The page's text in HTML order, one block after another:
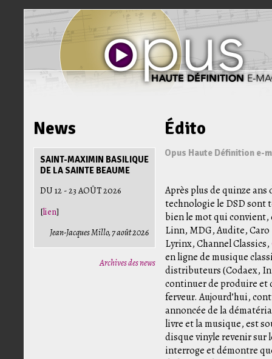
News
SAINT-MAXIMIN BASILIQUE
DE LA SAINTE BEAUME
DU 12 - 23 AOÛT 2026
[lien]
Jean-Jacques Millo, 7 août 2026
Archives des news
Édito
Opus Haute Définition e-
Après plus de quinze ans
technologie le DSD sont
bien le mot qui convient,
Linn, MDG, Audite,
Lyrinx, Channel Classics,
en ligne de musique
distributeurs (Codaex,
continuer de produire et
ferveur. Aujourd’hui,
annoncée de la
livre et la musique, est
disque vinyle revenir sur
interroge et démontre